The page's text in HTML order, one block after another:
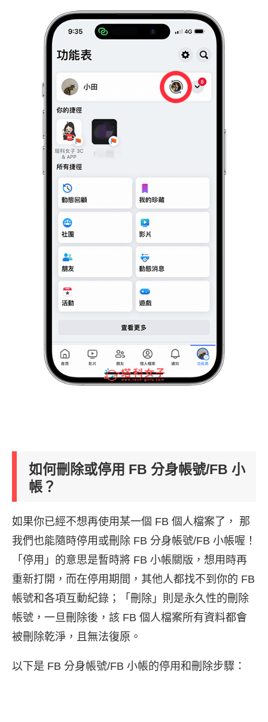
如何刪除或停用 FB 分身帳號/FB 小
帳？
如果你已經不想再使用某一個 FB 個人檔案了， 那
我們也能隨時停用或刪除 FB 分身帳號/FB 小帳喔！
「停用」的意思是暫時將 FB 小帳關版，想用時再
重新打開，而在停用期間，其他人都找不到你的 FB
帳號和各項互動紀錄；「刪除」則是永久性的刪除
帳號，一旦刪除後，該 FB 個人檔案所有資料都會
被刪除乾淨，且無法復原。
以下是 FB 分身帳號/FB 小帳的停用和刪除步驟：